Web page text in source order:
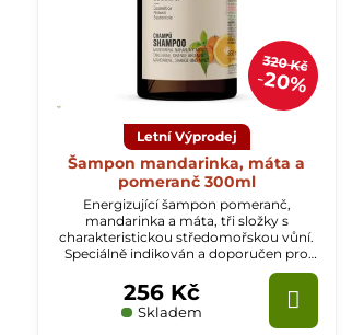
320 Kč
20%
Letní Výprodej
Šampon mandarinka, máta a
pomeranč 300ml
Energizující šampon pomeranč,
mandarinka a máta, tři složky s
charakteristickou středomořskou vůní.
Speciálně indikován a doporučen pro
Skladem
256 Kč